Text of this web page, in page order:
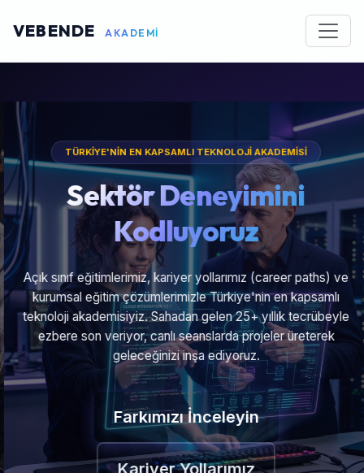
VEBENDE AKADEMİ
TÜRKİYE'NİN EN KAPSAMLI TEKNOLOJİ AKADEMİSİ
Sektör Deneyimini
Kodluyoruz
Açık sınıf eğitimlerimiz, kariyer yollarımız (career paths) ve
kurumsal eğitim çözümlerimizle Türkiye'nin en kapsamlı
teknoloji akademisiyiz. Sahadan gelen 25+ yıllık tecrübeyle
ezbere son veriyor, canlı seanslarda projeler üreterek
geleceğinizi inşa ediyoruz.
Farkımızı İnceleyin
Kariyer Yollarımız